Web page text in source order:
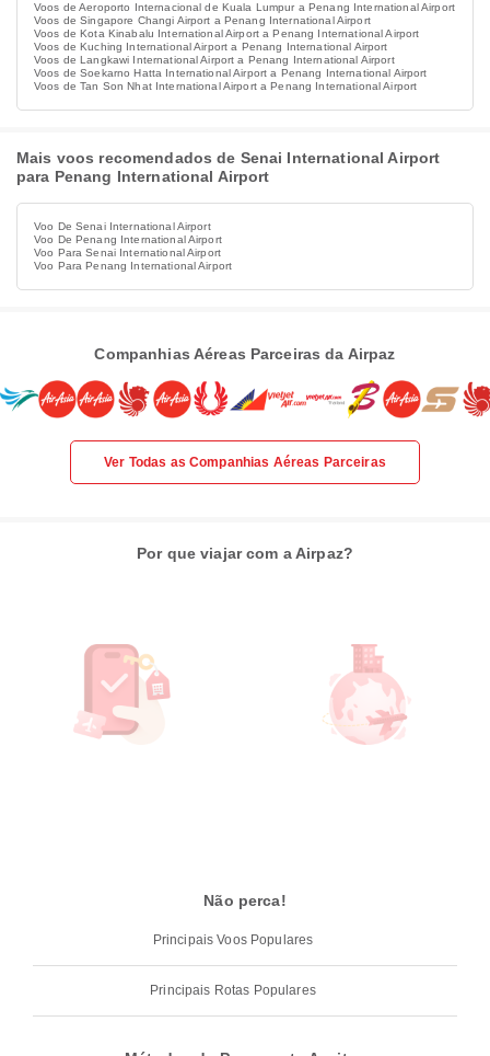
Voos de Aeroporto Internacional de Kuala Lumpur a Penang International Airport
Voos de Singapore Changi Airport a Penang International Airport
Voos de Kota Kinabalu International Airport a Penang International Airport
Voos de Kuching International Airport a Penang International Airport
Voos de Langkawi International Airport a Penang International Airport
Voos de Soekarno Hatta International Airport a Penang International Airport
Voos de Tan Son Nhat International Airport a Penang International Airport
Mais voos recomendados de Senai International Airport
para Penang International Airport
Voo De Senai International Airport
Voo De Penang International Airport
Voo Para Senai International Airport
Voo Para Penang International Airport
Companhias Aéreas Parceiras da Airpaz
Ver Todas as Companhias Aéreas Parceiras
Por que viajar com a Airpaz?
Não perca!
Principais Voos Populares
Principais Rotas Populares